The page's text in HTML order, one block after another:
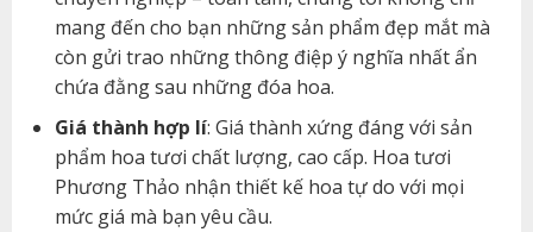
mang đến cho bạn những sản phẩm đẹp mắt mà
còn gửi trao những thông điệp ý nghĩa nhất ẩn
chứa đằng sau những đóa hoa.
Giá thành hợp lí: Giá thành xứng đáng với sản
phẩm hoa tươi chất lượng, cao cấp. Hoa tươi
Phương Thảo nhận thiết kế hoa tự do với mọi
mức giá mà bạn yêu cầu.